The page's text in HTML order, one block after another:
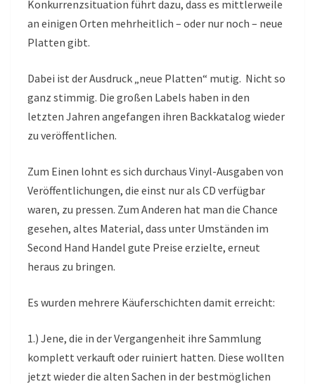
Konkurrenzsituation führt dazu, dass es mittlerweile
an einigen Orten mehrheitlich – oder nur noch – neue
Platten gibt.
Dabei ist der Ausdruck „neue Platten“ mutig. Nicht so
ganz stimmig. Die großen Labels haben in den
letzten Jahren angefangen ihren Backkatalog wieder
zu veröffentlichen.
Zum Einen lohnt es sich durchaus Vinyl-Ausgaben von
Veröffentlichungen, die einst nur als CD verfügbar
waren, zu pressen. Zum Anderen hat man die Chance
gesehen, altes Material, dass unter Umständen im
Second Hand Handel gute Preise erzielte, erneut
heraus zu bringen.
Es wurden mehrere Käuferschichten damit erreicht:
1.) Jene, die in der Vergangenheit ihre Sammlung
komplett verkauft oder ruiniert hatten. Diese wollten
jetzt wieder die alten Sachen in der bestmöglichen